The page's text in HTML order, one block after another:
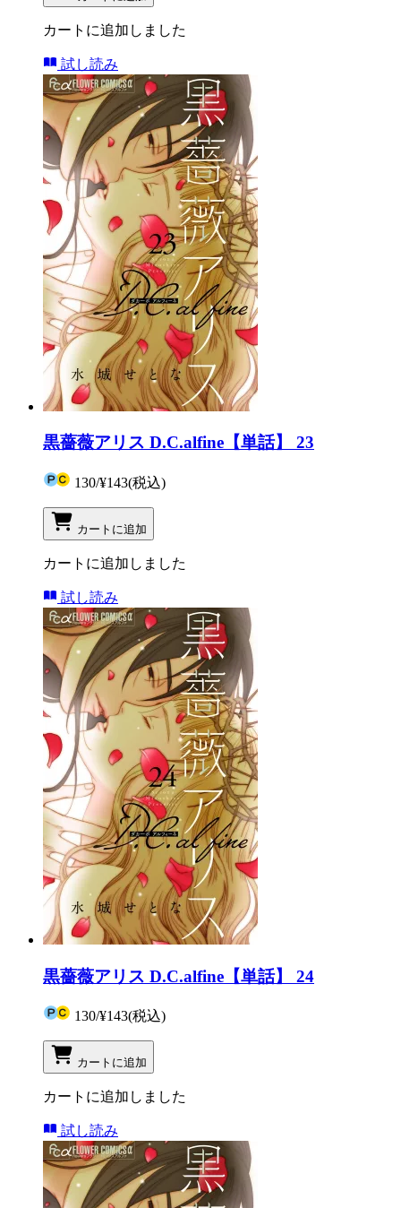
カートに追加しました
試し読み
黒薔薇アリス D.C.alfine【単話】 23
130/¥143(税込)
カートに追加
カートに追加しました
試し読み
黒薔薇アリス D.C.alfine【単話】 24
130/¥143(税込)
カートに追加
カートに追加しました
試し読み